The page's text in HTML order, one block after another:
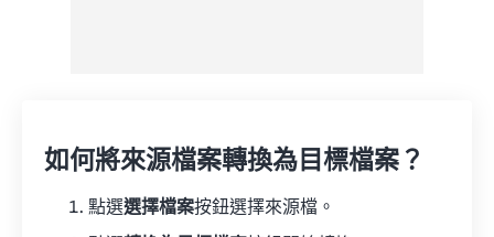
如何將來源檔案轉換為目標檔案？
點選選擇檔案按鈕選擇來源檔。